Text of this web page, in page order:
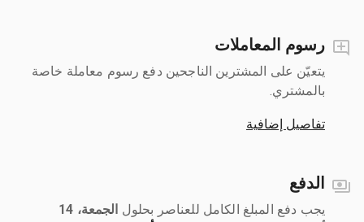
رسوم المعاملات
يتعيّن على المشترين الناجحين دفع رسوم معاملة خاصة
بالمشتري.
تفاصيل إضافية
الدفع
يجب دفع المبلغ الكامل للعناصر بحلول ‎
الجمعة، 14